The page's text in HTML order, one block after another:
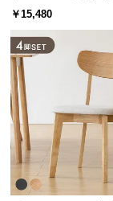
ロ
企
業
情
報
￥15,480